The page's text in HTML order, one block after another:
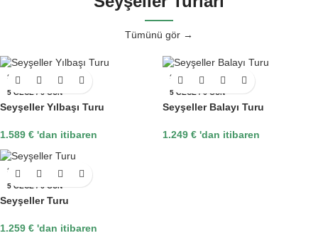
Tümünü gör →
SEYŞELLER
5 GECE / 6 GÜN
Seyşeller Yılbaşı Turu
1.589 € 'dan itibaren
SEYŞELLER
5 GECE / 6 GÜN
Seyşeller Balayı Turu
1.249 € 'dan itibaren
SEYŞELLER
5 GECE / 6 GÜN
Seyşeller Turu
1.259 € 'dan itibaren